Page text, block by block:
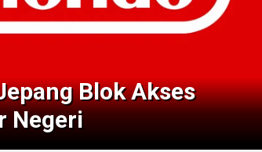
Blok Akses
Negeri